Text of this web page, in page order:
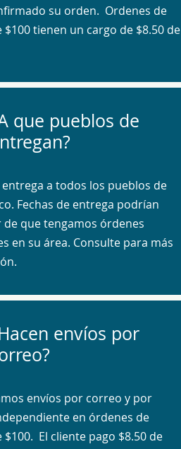
su orden. Ordenes de
$100 tienen un cargo de $8.50 de
que pueblos de
a todos los pueblos de
Fechas de entrega podrían
de que tengamos órdenes
en su área. Consulte para más
envíos por
envíos por correo y por
en órdenes de
$100. El cliente pago $8.50 de